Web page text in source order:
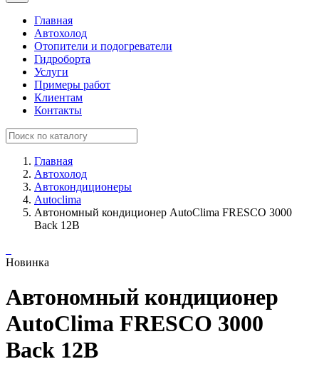
Главная
Автохолод
Отопители и подогреватели
Гидроборта
Услуги
Примеры работ
Клиентам
Контакты
Главная
Автохолод
Автокондиционеры
Autoclima
Автономный кондиционер AutoClima FRESCO 3000
Back 12В
Новинка
Автономный кондиционер
AutoClima FRESCO 3000
Back 12В